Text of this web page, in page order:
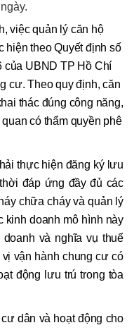
việc quản lý căn hộ
hiện theo Quyết định số
của UBND TP Hồ Chí
cư. Theo quy định, căn
thác đúng công năng,
có thẩm quyền phê
thực hiện đăng ký lưu
đáp ứng đầy đủ các
chữa cháy và quản lý
kinh doanh mô hình này
và nghĩa vụ thuế
vận hành chung cư có
động lưu trú trong tòa
dân và hoạt động cho